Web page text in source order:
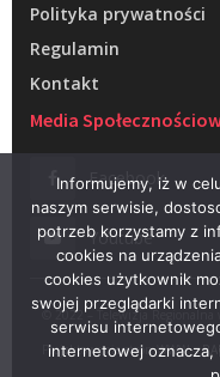
Polityka prywatności
Regulamin
Kontakt
Media
Facebook
Youtube
© 2022 – Telewizja Regionalna
Projektowanie stron WWW –
Informujemy, iż w
naszym serwisie,
potrzeb korzystamy z
cookies na
cookies użytkownik
swojej przeglądarki
serwisu
internetowej